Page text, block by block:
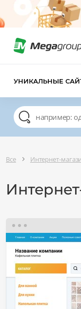
УНИКАЛЬНЫЕ
Все Интернет-